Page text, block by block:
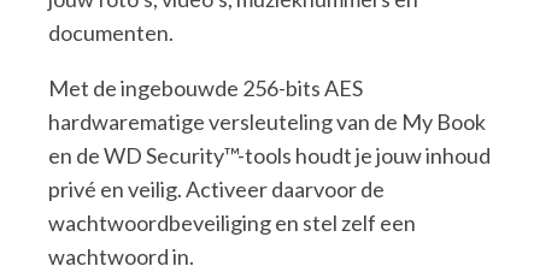
documenten.
Met de ingebouwde 256-bits AES
hardwarematige versleuteling van de My Book
en de WD Security™-tools houdt je jouw inhoud
privé en veilig. Activeer daarvoor de
wachtwoordbeveiliging en stel zelf een
wachtwoord in.